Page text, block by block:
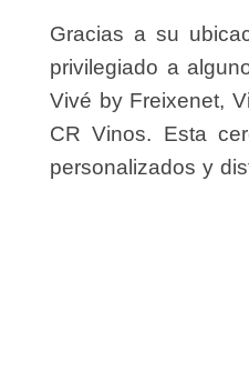
Gracias a su
privilegiado a
Vivé by Freixenet,
CR Vinos. Esta
personalizados y